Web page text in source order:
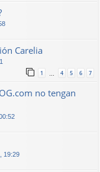
Carelia
1 … 4 5 6 7
no tengan
19:29